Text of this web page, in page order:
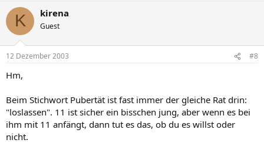
K kirena
Guest
12 Dezember 2003 #8
Hm,
Beim Stichwort Pubertät ist fast immer der gleiche Rat drin:
"loslassen". 11 ist sicher ein bisschen jung, aber wenn es bei
ihm mit 11 anfängt, dann tut es das, ob du es willst oder
nicht.